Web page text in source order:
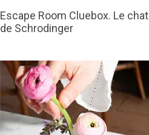
Escape Room Cluebox. Le chat
de Schrodinger